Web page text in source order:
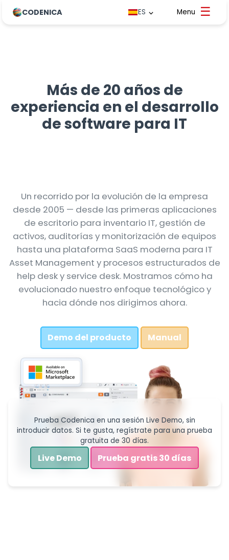
CODENICA ES
Más de 20 años de
experiencia en el desarrollo
de software para IT
Un recorrido por la evolución de la empresa
desde 2005 — desde las primeras aplicaciones
de escritorio para inventario IT, gestión de
activos, auditorías y monitorización de equipos
hasta una plataforma SaaS moderna para IT
Asset Management y procesos estructurados de
help desk y service desk. Mostramos cómo ha
evolucionado nuestro enfoque tecnológico y
hacia dónde nos dirigimos ahora.
Demo del producto Manual
Prueba Codenica en una sesión Live Demo, sin
introducir datos. Si te gusta, regístrate para una prueba
gratuita de 30 días.
Live Demo Prueba gratis 30 días